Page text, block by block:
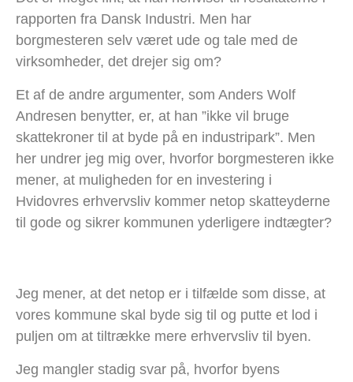
rapporten fra Dansk Industri. Men har
borgmesteren selv været ude og tale med de
virksomheder, det drejer sig om?
Et af de andre argumenter, som Anders Wolf
Andresen benytter, er, at han ”ikke vil bruge
skattekroner til at byde på en industripark”. Men
her undrer jeg mig over, hvorfor borgmesteren ikke
mener, at muligheden for en investering i
Hvidovres erhvervsliv kommer netop skatteyderne
til gode og sikrer kommunen yderligere indtægter?
Jeg mener, at det netop er i tilfælde som disse, at
vores kommune skal byde sig til og putte et lod i
puljen om at tiltrække mere erhvervsliv til byen.
Jeg mangler stadig svar på, hvorfor byens